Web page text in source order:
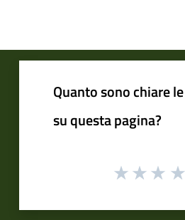
Quanto sono chiare
su questa pagina?